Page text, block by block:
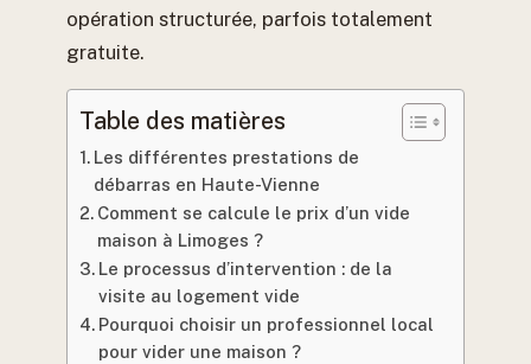
opération structurée, parfois totalement
gratuite.
Table des matières
Les différentes prestations de
débarras en Haute-Vienne
Comment se calcule le prix d’un vide
maison à Limoges ?
Le processus d’intervention : de la
visite au logement vide
Pourquoi choisir un professionnel local
pour vider une maison ?